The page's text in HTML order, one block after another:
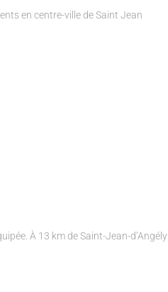
en centre-ville de Saint Jean
À 13 km de Saint-Jean-d’Angély